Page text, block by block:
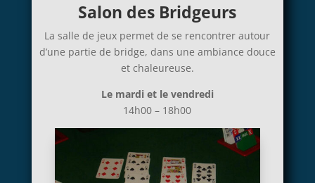
Salon des Bridgeurs
La salle de jeux permet de se rencontrer autour
d’une partie de bridge, dans une ambiance douce
et chaleureuse.
Le mardi et le vendredi
14h00 – 18h00